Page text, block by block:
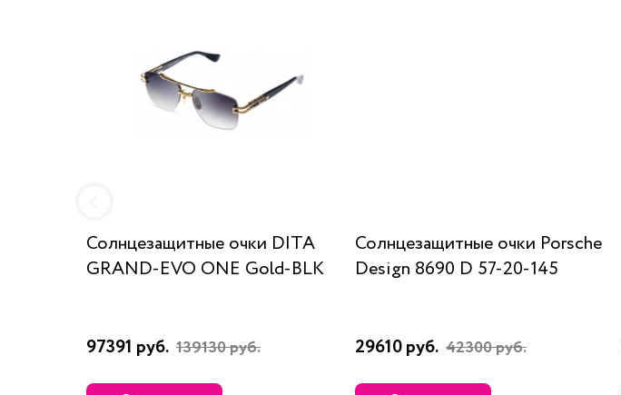
Солнцезащитные очки DITA
GRAND-EVO ONE Gold-BLK
97391 руб. 139130 руб.
Солнцезащитные очки Porsche
Design 8690 D 57-20-145
29610 руб. 42300 руб.